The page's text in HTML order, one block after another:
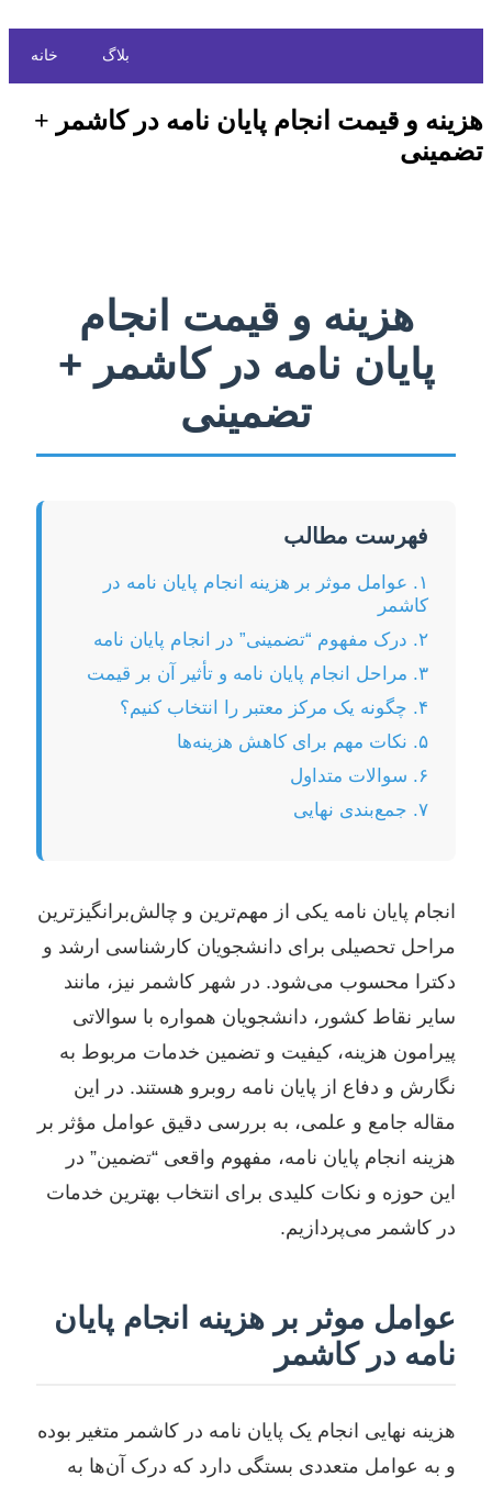
خانه بلاگ
هزینه و قیمت انجام پایان نامه در کاشمر +
تضمینی
هزینه و قیمت انجام
پایان نامه در کاشمر +
تضمینی
فهرست مطالب
۱. عوامل موثر بر هزینه انجام پایان نامه در
کاشمر
۲. درک مفهوم “تضمینی” در انجام پایان نامه
۳. مراحل انجام پایان نامه و تأثیر آن بر قیمت
۴. چگونه یک مرکز معتبر را انتخاب کنیم؟
۵. نکات مهم برای کاهش هزینه‌ها
۶. سوالات متداول
۷. جمع‌بندی نهایی
انجام پایان نامه یکی از مهم‌ترین و چالش‌برانگیزترین
مراحل تحصیلی برای دانشجویان کارشناسی ارشد و
دکترا محسوب می‌شود. در شهر کاشمر نیز، مانند
سایر نقاط کشور، دانشجویان همواره با سوالاتی
پیرامون هزینه، کیفیت و تضمین خدمات مربوط به
نگارش و دفاع از پایان نامه روبرو هستند. در این
مقاله جامع و علمی، به بررسی دقیق عوامل مؤثر بر
هزینه انجام پایان نامه، مفهوم واقعی “تضمین” در
این حوزه و نکات کلیدی برای انتخاب بهترین خدمات
در کاشمر می‌پردازیم.
عوامل موثر بر هزینه انجام پایان
نامه در کاشمر
هزینه نهایی انجام یک پایان نامه در کاشمر متغیر بوده
و به عوامل متعددی بستگی دارد که درک آن‌ها به